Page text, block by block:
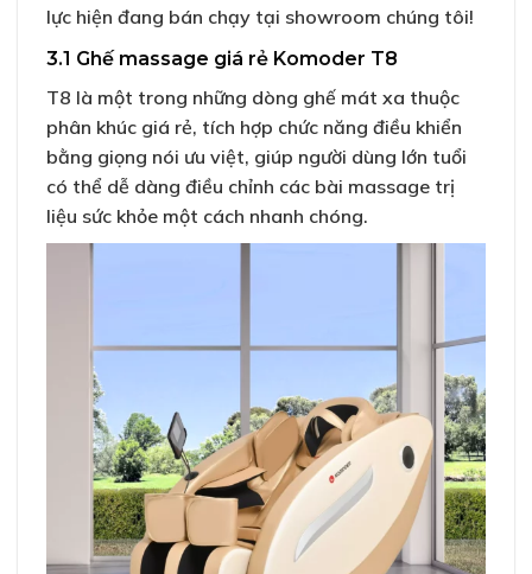
lực hiện đang bán chạy tại showroom chúng tôi!
3.1 Ghế massage giá rẻ Komoder T8
T8 là một trong những dòng ghế mát xa thuộc
phân khúc giá rẻ, tích hợp chức năng điều khiển
bằng giọng nói ưu việt, giúp người dùng lớn tuổi
có thể dễ dàng điều chỉnh các bài massage trị
liệu sức khỏe một cách nhanh chóng.